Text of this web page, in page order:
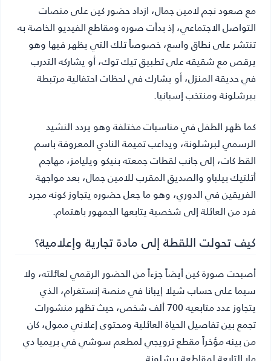
مع صعود نجم لامين جمال، ازداد حضور كين على منصات
التواصل الاجتماعي، إذ بدأت صوره ومقاطع الفيديو الخاصة به
تنتشر على نطاق واسع، خصوصاً تلك التي يظهر فيها وهو
يرقص مع شقيقه على تطبيق تيك توك، أو يشاركه التدرب
في حديقة المنزل، أو يشارك في لحظات احتفالية مرتبطة
ببرشلونة ومنتخب إسبانيا.
كما ظهر الطفل في مناسبات مختلفة وهو يردد النشيد
الرسمي لبرشلونة، ويداعب تميمة النادي المعروفة باسم
القط كات، إلى جانب لقطات جمعته بنيكو ويليامز، مهاجم
أتلتيك بيلباو والصديق المقرب للامين جمال، بعد مواجهة
الفريقين في الدوري، وهو ما جعل حضوره يتجاوز كونه مجرد
فرد من العائلة إلى شخصية يتابعها الجمهور باهتمام.
كيف تحولت اللقطة إلى مادة تجارية وإعلامية؟
أصبحت صورة كين أيضاً جزءاً من الحضور الرقمي لعائلته، ولا
سيما على حساب شيلا إيبانا في منصة إنستغرام، الذي
يتجاوز عدد متابعيه 700 ألف شخص، حيث تظهر منشورات
تجمع بين تفاصيل الحياة العائلية ومحتوى إعلاني ممول، كان
من بينه مؤخراً مقطع ترويجي لمطعم سوشي في بريميا دي